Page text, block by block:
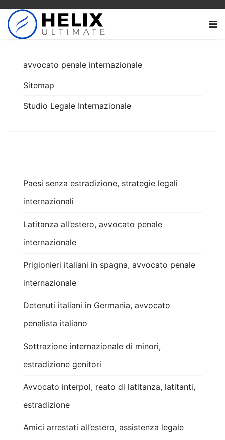
avvocato penale internazionale
Sitemap
Studio Legale Internazionale
Paesi senza estradizione, strategie legali
internazionali
Latitanza all’estero, avvocato penale
internazionale
Prigionieri italiani in spagna, avvocato penale
internazionale
Detenuti italiani in Germania, avvocato
penalista italiano
Sottrazione internazionale di minori,
estradizione genitori
Avvocato interpol, reato di latitanza, latitanti,
estradizione
Amici arrestati all’estero, assistenza legale